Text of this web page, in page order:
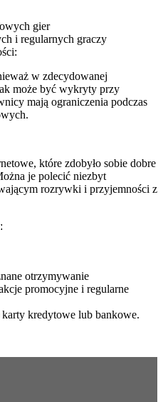
gier
i regularnych graczy
w zdecydowanej
może być wykryty przy
mają ograniczenia podczas
które zdobyło sobie dobre
je polecić niezbyt
rozrywki i przyjemności z
otrzymywanie
promocyjne i regularne
karty kredytowe lub bankowe.